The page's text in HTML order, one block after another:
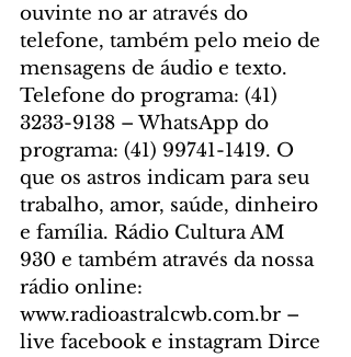
ouvinte no ar através do
telefone, também pelo meio de
mensagens de áudio e texto.
Telefone do programa: (41)
3233-9138 – WhatsApp do
programa: (41) 99741-1419. O
que os astros indicam para seu
trabalho, amor, saúde, dinheiro
e família. Rádio Cultura AM
930 e também através da nossa
rádio online:
www.radioastralcwb.com.br –
live facebook e instagram Dirce